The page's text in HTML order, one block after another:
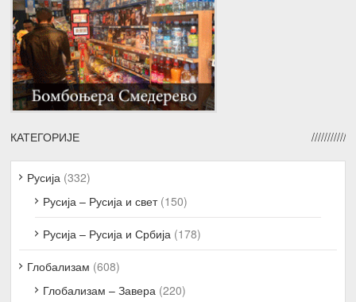
КАТЕГОРИЈЕ
Русија (332)
Русија – Русија и свет(150)
Русија – Русија и Србија (178)
Глобализам (608)
Глобализам – Завера (220)